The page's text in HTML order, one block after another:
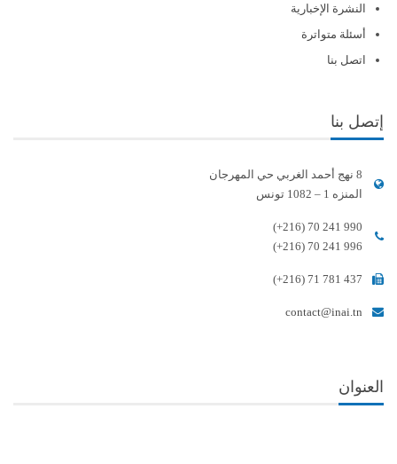
النشرة الإخبارية
أسئلة متواترة
اتصل بنا
إتصل بنا
8 نهج أحمد الغربي حي المهرجان
المنزه 1 – 1082 تونس
(+216) 70 241 990
(+216) 70 241 996
(+216) 71 781 437
contact@inai.tn
العنوان